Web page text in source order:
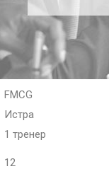
FMCG
Истра
1 тренер
12